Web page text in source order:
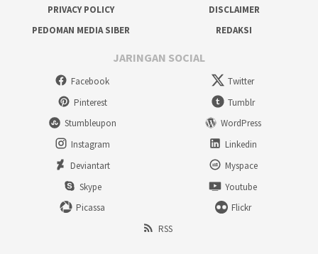
PRIVACY POLICY
DISCLAIMER
PEDOMAN MEDIA SIBER
REDAKSI
JARINGAN SOCIAL
Facebook
Twitter
Pinterest
Tumblr
Stumbleupon
WordPress
Instagram
Linkedin
Deviantart
Myspace
Skype
Youtube
Picassa
Flickr
RSS